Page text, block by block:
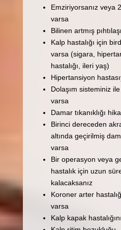
Emziriyorsanız veya
varsa
Bilinen artmış
Kalp hastalığı için
varsa (sigara,
hastalığı, ileri yaş)
Hipertansiyon
Dolaşım sisteminiz
varsa
Damar tıkanıklığı
Birinci dereceden
altında geçirilmiş
varsa
Bir operasyon veya
hastalık için uzun
kalacaksanız
Koroner arter
varsa
Kalp kapak